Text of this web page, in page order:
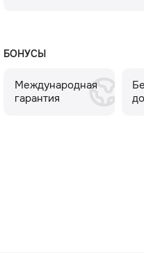
БОНУСЫ
Международная
гарантия